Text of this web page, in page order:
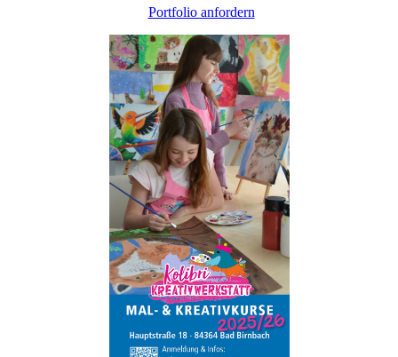
Portfolio anfordern